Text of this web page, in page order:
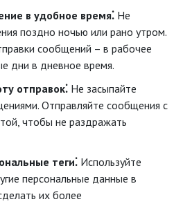
в удобное время⁚ Не
поздно ночью или рано утром.
сообщений – в рабочее
дни в дневное время.
отправок⁚ Не засыпайте
Отправляйте сообщения с
чтобы не раздражать
теги⁚ Используйте
персональные данные в
их более